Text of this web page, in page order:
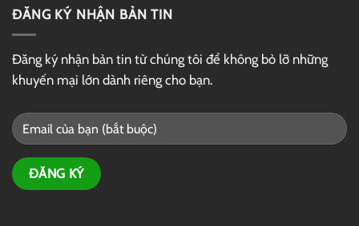
ĐĂNG KÝ NHẬN BẢN TIN
Đăng ký nhận bản tin từ chúng tôi để không bỏ lỡ những
khuyến mại lớn dành riêng cho bạn.